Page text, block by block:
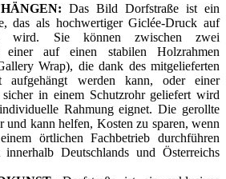
Das Bild Dorfstraße ist ein
das als hochwertiger Giclée-Druck auf
wird. Sie können zwischen zwei
einer auf einen stabilen Holzrahmen
Wrap), die dank des mitgelieferten
aufgehängt werden kann, oder einer
in einem Schutzrohr geliefert wird
Rahmung eignet. Die gerollte
und kann helfen, Kosten zu sparen, wenn
örtlichen Fachbetrieb durchführen
Deutschlands und Österreichs